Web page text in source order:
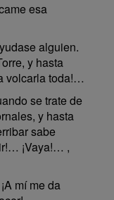
esa
alguien.
y hasta
volcarla toda!…
se trate de
y hasta
sabe
¡Vaya!… ,
mí me da